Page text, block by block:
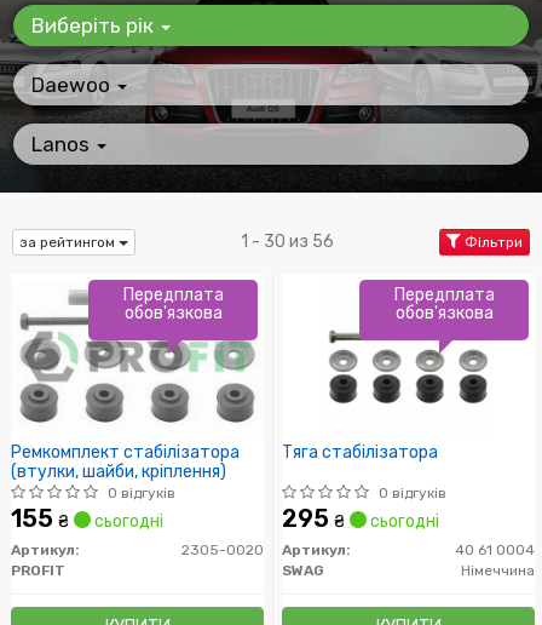
Виберіть рік
Daewoo
Lanos
за рейтингом 1 - 30 из 56 Фільтри
Ремкомплект стабілізатора
(втулки, шайби, кріплення)
0 відгуків
155 ₴ сьогодні
Артикул:
2305-0020
PROFIT
Передплата
обов'язкова
Тяга стабілізатора
0 відгуків
295 ₴ сьогодні
Артикул:
40 61 0004
SWAG
Німеччина
Передплата
обов'язкова